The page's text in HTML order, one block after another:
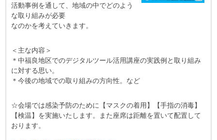
活動事例を通して、地域の中でどのよう
な取り組みが必要
なのかを考えていきます。
＜主な内容＞
＊中福良地区でのデジタルツール活用講座の実践例と取り組み
に対する思い。
＊今後の地域での取り組みの方向性。など
☆会場では感染予防のために【マスクの着用】【手指の消毒】
【検温】を実施いたします。また座席は距離を置いて配置して
おります。